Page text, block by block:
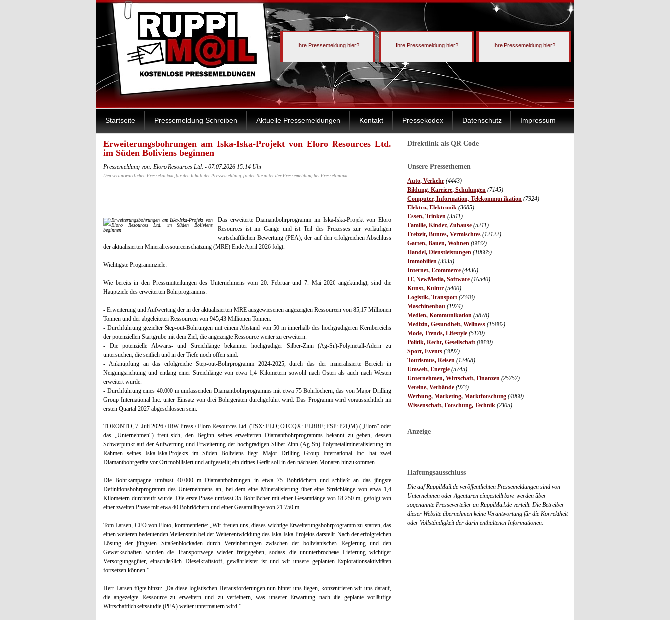
Ihre Pressemeldung hier? Ihre Pressemeldung hier? Ihre Pressemeldung hier?
Startseite Pressemeldung Schreiben Aktuelle Pressemeldungen Kontakt Pressekodex Datenschutz Impressum
Direktlink als QR Code
Unsere Pressethemen
Auto, Verkehr (4443)
Bildung, Karriere, Schulungen (7145)
Computer, Information, Telekommunikation (7924)
Elektro, Elektronik (3685)
Essen, Trinken (3511)
Familie, Kinder, Zuhause (5211)
Freizeit, Buntes, Vermischtes (12122)
Garten, Bauen, Wohnen (6832)
Handel, Dienstleistungen (10665)
Immobilien (3935)
Internet, Ecommerce (4436)
IT, NewMedia, Software (16540)
Kunst, Kultur (5400)
Logistik, Transport (2348)
Maschinenbau (1974)
Medien, Kommunikation (5878)
Medizin, Gesundheit, Wellness (15882)
Mode, Trends, Lifestyle (5170)
Politik, Recht, Gesellschaft (8830)
Sport, Events (3097)
Tourismus, Reisen (12468)
Umwelt, Energie (5745)
Unternehmen, Wirtschaft, Finanzen (25757)
Vereine, Verbände (973)
Werbung, Marketing, Marktforschung (4060)
Wissenschaft, Forschung, Technik (2305)
Anzeige
Haftungsausschluss
Die auf RuppiMail.de veröffentlichten Pressemeldungen sind von
Unternehmen oder Agenturen eingestellt bzw. werden über
sogenannte Presseverteiler an RuppiMail.de verteilt. Die Betreiber
dieser Website übernehmen keine Verantwortung für die Korrektheit
oder Vollständigkeit der darin enthaltenen Informationen.
Erweiterungsbohrungen am Iska-Iska-Projekt von Eloro Resources Ltd.
im Süden Boliviens beginnen
Pressemeldung von: Eloro Resources Ltd. - 07.07.2026 15:14 Uhr
Den verantwortlichen Pressekontakt, für den Inhalt der Pressemeldung, finden Sie unter der Pressemeldung bei Pressekontakt.
Das erweiterte Diamantbohrprogramm im Iska-Iska-Projekt von Eloro
Resources ist im Gange und ist Teil des Prozesses zur vorläufigen
wirtschaftlichen Bewertung (PEA), der auf den erfolgreichen Abschluss
der aktualisierten Mineralressourcenschätzung (MRE) Ende April 2026 folgt.
Wichtigste Programmziele:
Wie bereits in den Pressemitteilungen des Unternehmens vom 20. Februar und 7. Mai 2026 angekündigt, sind die
Hauptziele des erweiterten Bohrprogramms:
- Erweiterung und Aufwertung der in der aktualisierten MRE ausgewiesenen angezeigten Ressourcen von 85,17 Millionen
Tonnen und der abgeleiteten Ressourcen von 945,43 Millionen Tonnen.
- Durchführung gezielter Step-out-Bohrungen mit einem Abstand von 50 m innerhalb des hochgradigeren Kernbereichs
der potenziellen Startgrube mit dem Ziel, die angezeigte Ressource weiter zu erweitern.
- Die potenzielle Abwärts- und Streichlänge bekannter hochgradiger Silber-Zinn (Ag-Sn)-Polymetall-Adern zu
untersuchen, die seitlich und in der Tiefe noch offen sind.
- Anknüpfung an das erfolgreiche Step-out-Bohrprogramm 2024-2025, durch das der mineralisierte Bereich in
Neigungsrichtung und entlang einer Streichlänge von etwa 1,4 Kilometern sowohl nach Osten als auch nach Westen
erweitert wurde.
- Durchführung eines 40.000 m umfassenden Diamantbohrprogramms mit etwa 75 Bohrlöchern, das von Major Drilling
Group International Inc. unter Einsatz von drei Bohrgeräten durchgeführt wird. Das Programm wird voraussichtlich im
ersten Quartal 2027 abgeschlossen sein.
TORONTO, 7. Juli 2026 / IRW-Press / Eloro Resources Ltd. (TSX: ELO; OTCQX: ELRRF; FSE: P2QM) („Eloro“ oder
das „Unternehmen“) freut sich, den Beginn seines erweiterten Diamantbohrprogramms bekannt zu geben, dessen
Schwerpunkt auf der Aufwertung und Erweiterung der hochgradigen Silber-Zinn (Ag-Sn)-Polymetallmineralisierung im
Rahmen seines Iska-Iska-Projekts im Süden Boliviens liegt. Major Drilling Group International Inc. hat zwei
Diamantbohrgeräte vor Ort mobilisiert und aufgestellt; ein drittes Gerät soll in den nächsten Monaten hinzukommen.
Die Bohrkampagne umfasst 40.000 m Diamantbohrungen in etwa 75 Bohrlöchern und schließt an das jüngste
Definitionsbohrprogramm des Unternehmens an, bei dem eine Mineralisierung über eine Streichlänge von etwa 1,4
Kilometern durchteuft wurde. Die erste Phase umfasst 35 Bohrlöcher mit einer Gesamtlänge von 18.250 m, gefolgt von
einer zweiten Phase mit etwa 40 Bohrlöchern und einer Gesamtlänge von 21.750 m.
Tom Larsen, CEO von Eloro, kommentierte: „Wir freuen uns, dieses wichtige Erweiterungsbohrprogramm zu starten, das
einen weiteren bedeutenden Meilenstein bei der Weiterentwicklung des Iska-Iska-Projekts darstellt. Nach der erfolgreichen
Lösung der jüngsten Straßenblockaden durch Vereinbarungen zwischen der bolivianischen Regierung und den
Gewerkschaften wurden die Transportwege wieder freigegeben, sodass die ununterbrochene Lieferung wichtiger
Versorgungsgüter, einschließlich Dieselkraftstoff, gewährleistet ist und wir unsere geplanten Explorationsaktivitäten
fortsetzen können.”
Herr Larsen fügte hinzu: „Da diese logistischen Herausforderungen nun hinter uns liegen, konzentrieren wir uns darauf,
die angezeigte Ressource zu erweitern und zu verfeinern, was unserer Erwartung nach die geplante vorläufige
Wirtschaftlichkeitsstudie (PEA) weiter untermauern wird.”